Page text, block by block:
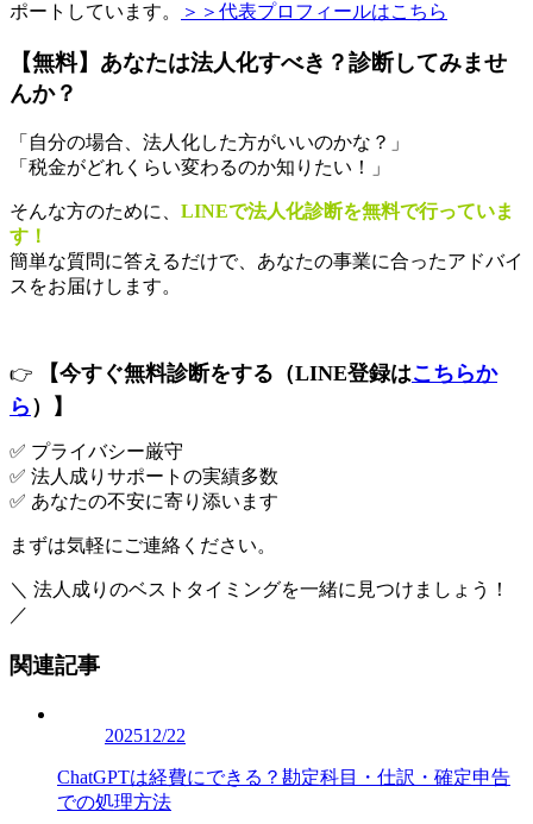
ポートしています。
＞＞代表プロフィールはこちら
【無料】あなたは法人化すべき？診断してみませ
んか？
「自分の場合、法人化した方がいいのかな？」
「税金がどれくらい変わるのか知りたい！」
そんな方のために、 LINEで法人化診断を無料で行っていま
す！
簡単な質問に答えるだけで、あなたの事業に合ったアドバイ
スをお届けします。
👉 【今すぐ無料診断をする（LINE登録はこちらか
ら ）】
✅ プライバシー厳守
✅ 法人成りサポートの実績多数
✅ あなたの不安に寄り添います
まずは気軽にご連絡ください。
＼ 法人成りのベストタイミングを一緒に見つけましょう！
／
関連記事
202512/22
ChatGPTは経費にできる？勘定科目・仕訳・確定申告
での処理方法